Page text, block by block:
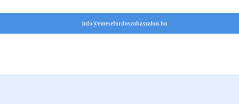
info@emesefurdoszobaszalon.hu